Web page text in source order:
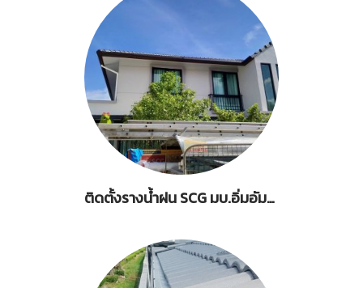
ติดตั้งรางน้ำฝน SCG มบ.อิ่มอัมพร กระทุ่มแบน สมุทรสาคร